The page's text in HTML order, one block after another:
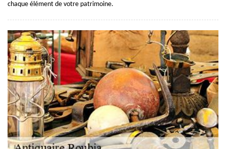
chaque élément de votre patrimoine.